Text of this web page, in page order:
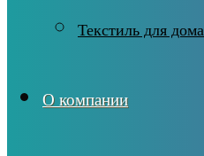
Текстиль для дома
О компании